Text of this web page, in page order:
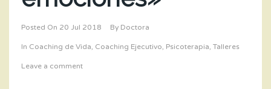
Posted On 20 Jul 2018 By Doctora
In Coaching de Vida Coaching Ejecutivo Psicoterapia Talleres
Leave a comment